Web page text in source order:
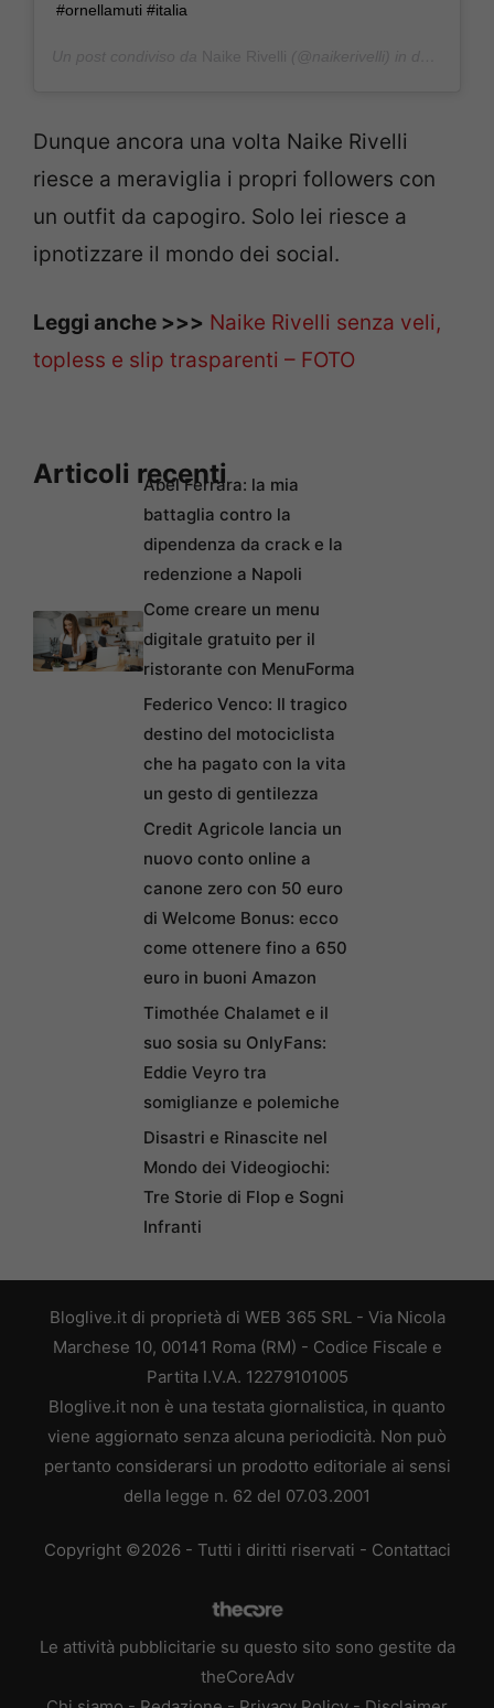
#ornellamuti #italia
Dunque ancora una volta Naike Rivelli
riesce a meraviglia i propri followers con
un outfit da capogiro. Solo lei riesce a
ipnotizzare il mondo dei social.
Leggi anche >>> Naike Rivelli senza veli,
topless e slip trasparenti – FOTO
Articoli recenti
Abel Ferrara: la mia
battaglia contro la
dipendenza da crack e la
redenzione a Napoli
Come creare un menu
digitale gratuito per il
ristorante con MenuForma
Federico Venco: Il tragico
destino del motociclista
che ha pagato con la vita
un gesto di gentilezza
Credit Agricole lancia un
nuovo conto online a
canone zero con 50 euro
di Welcome Bonus: ecco
come ottenere fino a 650
euro in buoni Amazon
Timothée Chalamet e il
suo sosia su OnlyFans:
Eddie Veyro tra
somiglianze e polemiche
Disastri e Rinascite nel
Mondo dei Videogiochi:
Tre Storie di Flop e Sogni
Infranti
Bloglive.it di proprietà di WEB 365 SRL - Via Nicola
Marchese 10, 00141 Roma (RM) - Codice Fiscale e
Partita I.V.A. 12279101005
Bloglive.it non è una testata giornalistica, in quanto
viene aggiornato senza alcuna periodicità. Non può
pertanto considerarsi un prodotto editoriale ai sensi
della legge n. 62 del 07.03.2001
Copyright ©2026 - Tutti i diritti riservati - Contattaci
Le attività pubblicitarie su questo sito sono gestite da
theCoreAdv